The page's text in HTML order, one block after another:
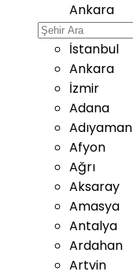
Ankara
İstanbul
Ankara
İzmir
Adana
Adıyaman
Afyon
Ağrı
Aksaray
Amasya
Antalya
Ardahan
Artvin